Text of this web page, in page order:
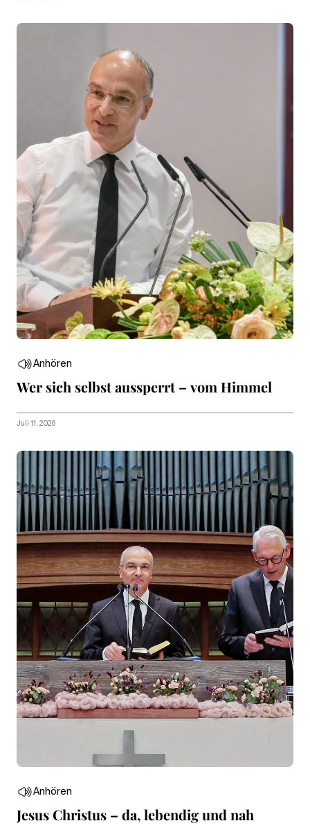
Anhören
Wer sich selbst aussperrt – vom Himmel
Juli 11, 2026
Anhören
Jesus Christus – da, lebendig und nah